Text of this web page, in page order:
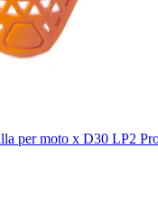
per moto x D30 LP2